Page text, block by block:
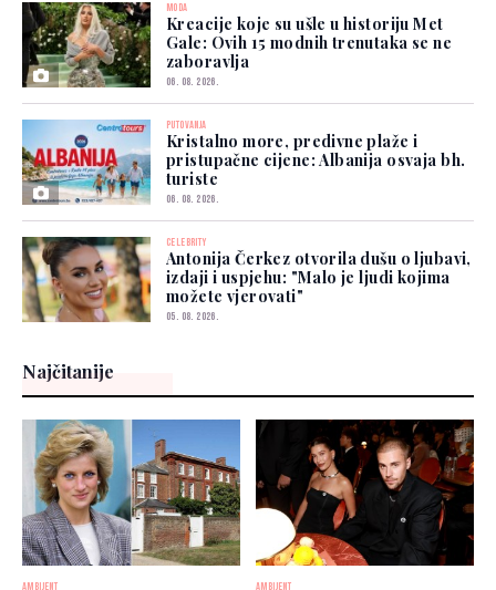
MODA
Kreacije koje su ušle u historiju Met
Gale: Ovih 15 modnih trenutaka se ne
zaboravlja
06. 08. 2026.
PUTOVANJA
Kristalno more, predivne plaže i
pristupačne cijene: Albanija osvaja bh.
turiste
06. 08. 2026.
CELEBRITY
Antonija Čerkez otvorila dušu o ljubavi,
izdaji i uspjehu: "Malo je ljudi kojima
možete vjerovati"
05. 08. 2026.
Najčitanije
AMBIJENT AMBIJENT